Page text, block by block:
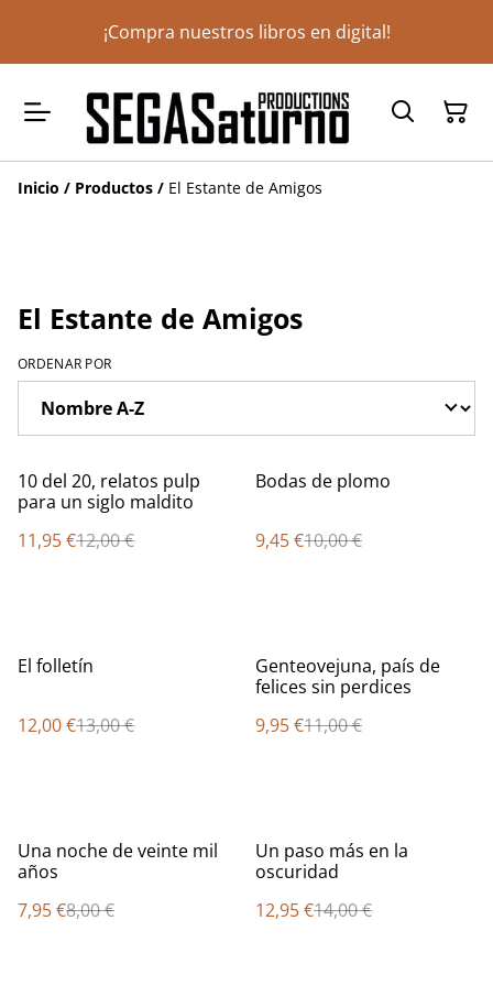
¡Compra nuestros libros en digital!
Inicio / Productos / El Estante de Amigos
El Estante de Amigos
ORDENAR POR
%
10 del 20, relatos pulp
para un siglo maldito
11,95 €12,00 €
%
Bodas de plomo
9,45 €10,00 €
%
El folletín
12,00 €13,00 €
%
Genteovejuna, país de
felices sin perdices
9,95 €11,00 €
%
Una noche de veinte mil
años
7,95 €8,00 €
%
Un paso más en la
oscuridad
12,95 €14,00 €